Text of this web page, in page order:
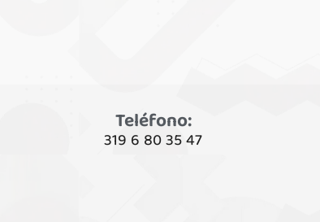
Teléfono:
319 6 80 35 47